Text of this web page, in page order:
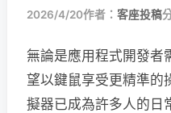
2026/4/20作者： 客座投稿
無論是應用程式開發者
望以鍵鼠享受更精準的
擬器已成為許多人的日